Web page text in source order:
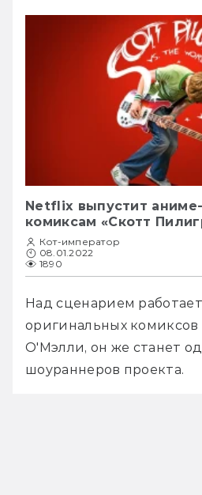
Netflix выпустит
комиксам «Скотт
Кот-император
08.01.2022
1890
Над сценарием
оригинальных
О'Мэлли, он же станет
шоураннеров проекта.